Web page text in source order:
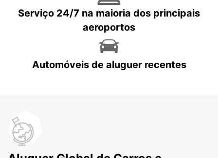
Serviço 24/7 na maioria dos principais
aeroportos
Automóveis de aluguer recentes